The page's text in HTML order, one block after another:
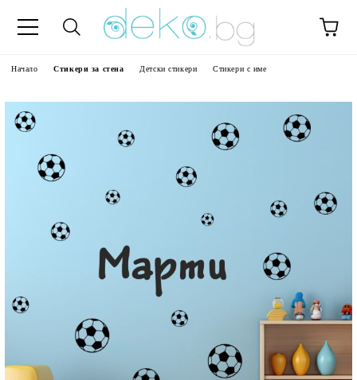
Начало Стикери за стена Детски стикери Стикери с име